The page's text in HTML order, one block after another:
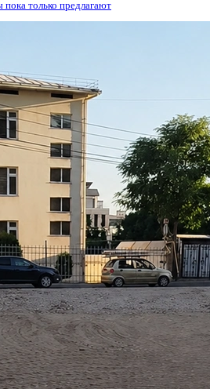
только предлагают